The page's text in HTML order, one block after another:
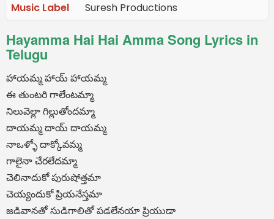
Music Label
Suresh Productions
Hayamma Hai Hai Amma Song Lyrics in
Telugu
హాయమ్మ హాయ్ హాయమ్మ
ఈ తుంటరి గాలేంటమ్మా
నిలువెల్లా గిల్లుతోందమ్మా
దాయమ్మ దాయ్ దాయమ్మ
నాఒళ్ళో దాక్కోవమ్మ
గాలైనా చేరలేదమ్మా
చెలినాదుకో పురుషోత్తమా
చెయ్యందుకో ప్రియనేస్తమా
జడివానతో సుడిగాలితో పడలేనయా ప్రియుడా